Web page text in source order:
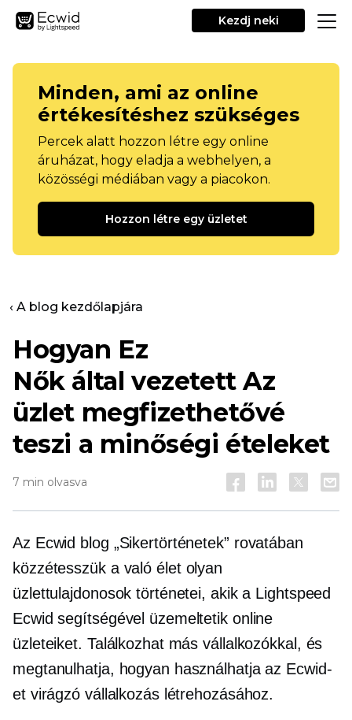
Kezdj neki
Minden, ami az online
értékesítéshez szükséges
Percek alatt hozzon létre egy online
áruházat, hogy eladja a webhelyen, a
közösségi médiában vagy a piacokon.
Hozzon létre egy üzletet
‹ A blog kezdőlapjára
Hogyan Ez
Nők által vezetettAz
üzlet megfizethetővé
teszi a minőségi ételeket
7 min olvasva
Az Ecwid blog „Sikertörténetek” rovatában
közzétesszük a való életolyan
üzlettulajdonosok történetei, akik a Lightspeed
Ecwid segítségével üzemeltetik online
üzleteiket. Találkozhat más vállalkozókkal, és
megtanulhatja, hogyan használhatja az Ecwid-
et virágzó vállalkozás létrehozásához.